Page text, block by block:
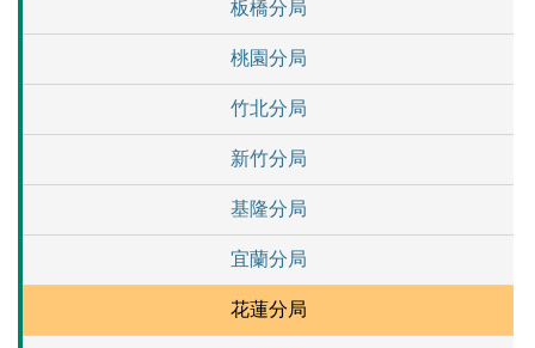
板橋分局
桃園分局
竹北分局
新竹分局
基隆分局
宜蘭分局
花蓮分局